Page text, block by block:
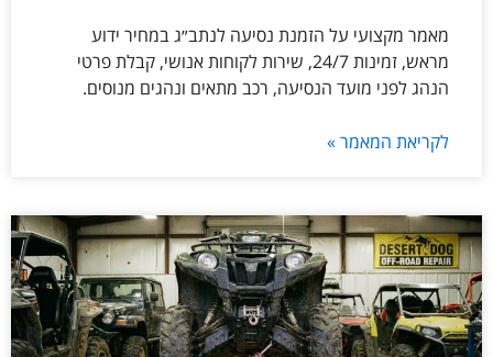
מאמר מקצועי על הזמנת נסיעה לנתב״ג במחיר ידוע
מראש, זמינות 24/7, שירות לקוחות אנושי, קבלת פרטי
הנהג לפני מועד הנסיעה, רכב מתאים ונהגים מנוסים.
לקריאת המאמר »